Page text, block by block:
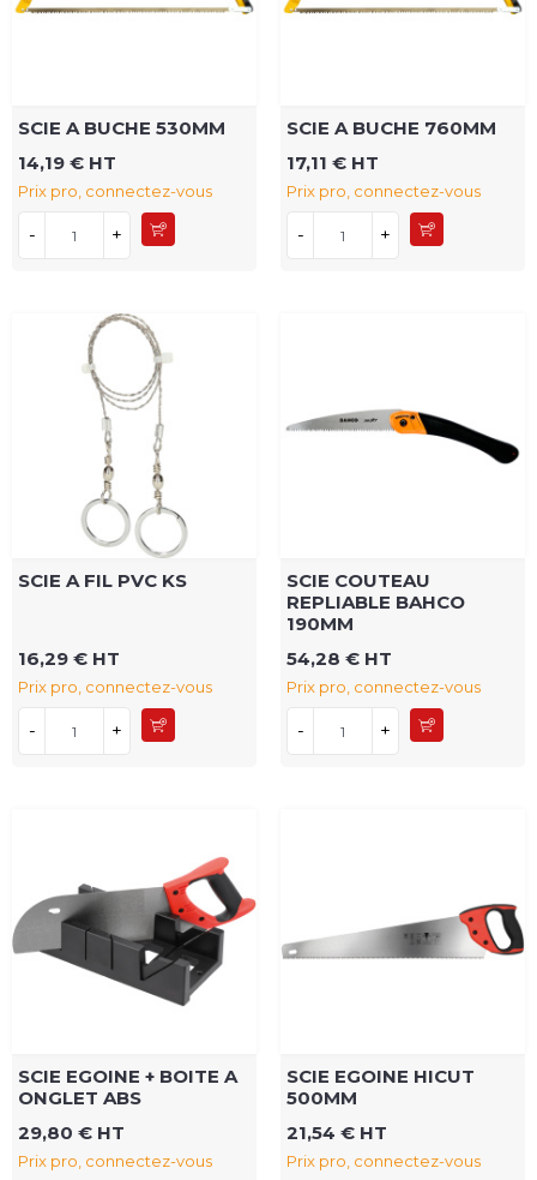
SCIE A BUCHE 530MM
14,19 € HT
Prix pro, connectez-vous
- +
SCIE A BUCHE 760MM
17,11 € HT
Prix pro, connectez-vous
- +
SCIE A FIL PVC KS
16,29 € HT
Prix pro, connectez-vous
- +
SCIE COUTEAU
REPLIABLE BAHCO
190MM
54,28 € HT
Prix pro, connectez-vous
- +
SCIE EGOINE + BOITE A
ONGLET ABS
29,80 € HT
Prix pro, connectez-vous
SCIE EGOINE HICUT
500MM
21,54 € HT
Prix pro, connectez-vous